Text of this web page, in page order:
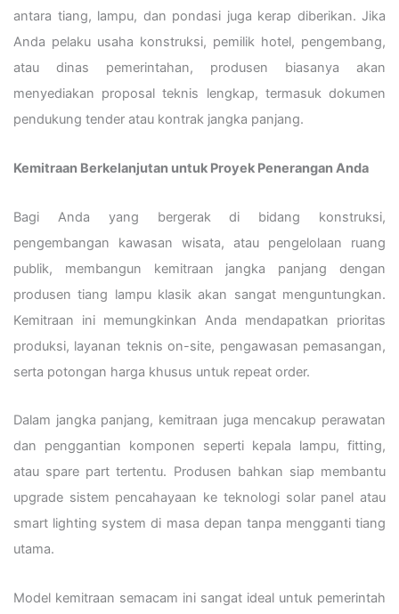
antara tiang, lampu, dan pondasi juga kerap diberikan. Jika
Anda pelaku usaha konstruksi, pemilik hotel, pengembang,
atau dinas pemerintahan, produsen biasanya akan
menyediakan proposal teknis lengkap, termasuk dokumen
pendukung tender atau kontrak jangka panjang.
Kemitraan Berkelanjutan untuk Proyek Penerangan Anda
Bagi Anda yang bergerak di bidang konstruksi,
pengembangan kawasan wisata, atau pengelolaan ruang
publik, membangun kemitraan jangka panjang dengan
produsen tiang lampu klasik akan sangat menguntungkan.
Kemitraan ini memungkinkan Anda mendapatkan prioritas
produksi, layanan teknis on-site, pengawasan pemasangan,
serta potongan harga khusus untuk repeat order.
Dalam jangka panjang, kemitraan juga mencakup perawatan
dan penggantian komponen seperti kepala lampu, fitting,
atau spare part tertentu. Produsen bahkan siap membantu
upgrade sistem pencahayaan ke teknologi solar panel atau
smart lighting system di masa depan tanpa mengganti tiang
utama.
Model kemitraan semacam ini sangat ideal untuk pemerintah